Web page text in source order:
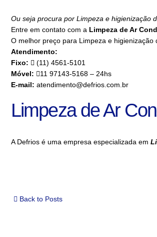
Ou seja procura por Limpeza e higienização
Entre em contato com a Limpeza de Ar
O melhor preço para Limpeza e
Atendimento:
Fixo:
(11) 4561-5101
Móvel:
11 97143-5168 – 24hs
E-mail: atendimento@defrios.com.br
Limpeza de Ar
A Defrios é uma empresa especializada em
Back to Posts